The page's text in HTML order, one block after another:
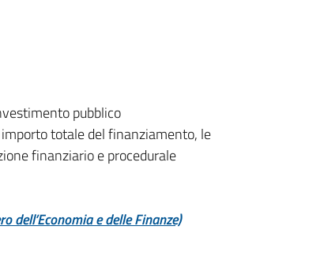
pubblico
totale del finanziamento, le
finanziario e procedurale
dell’Economia e delle Finanze)